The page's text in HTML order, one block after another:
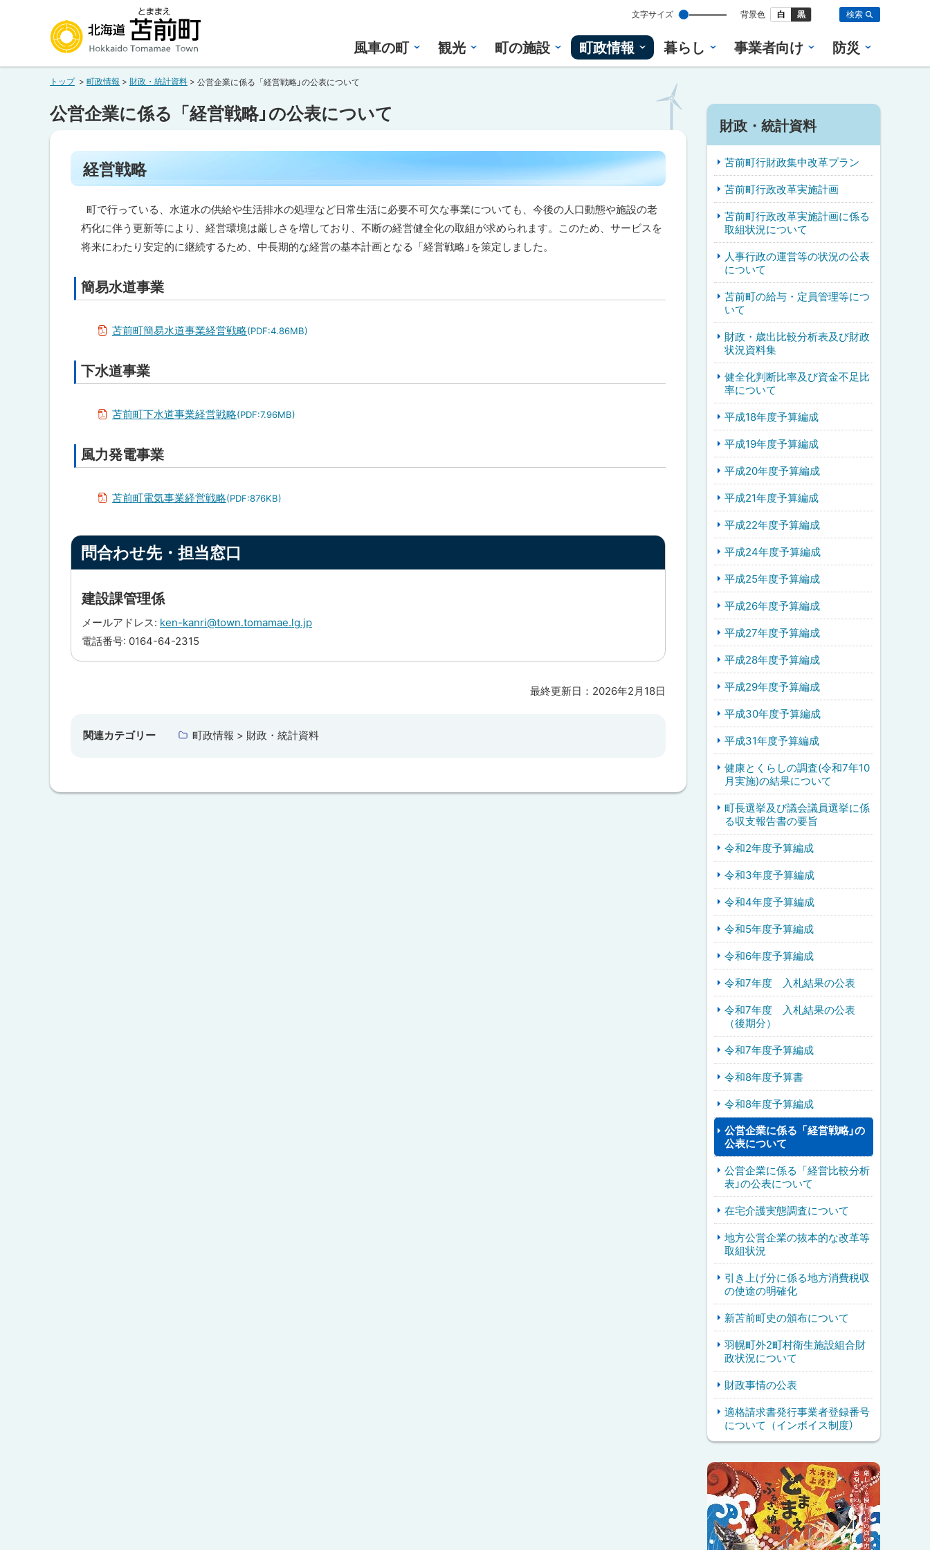
メ
北海道苫前町
Hokkaido Tomamae Town
設
定
文字サイズ 背景色 白 黒 検索
風車の町 観光 町の施設 町政情報 暮らし 事業者向け 防災
トップ 町政情報 財政・統計資料 公営企業に係る「経営戦略」の公表について
公営企業に係る「経営戦略」の公表について
ー
ジ
次
経
営
略
先
担
経営戦略
町で行っている、水道水の供給や生活排水の処理など日常生活に必要不可欠な事業についても、今後の人口動態や施設の老
朽化に伴う更新等により、経営環境は厳しさを増しており、不断の経営健全化の取組が求められます。このため、サービスを
将来にわたり安定的に継続するため、中長期的な経営の基本計画となる「経営戦略」を策定しました。
ト
ッ
る
簡易水道事業
苫前町簡易水道事業経営戦略(PDF:4.86MB)
ト
ッ
戻
る
下水道事業
苫前町下水道事業経営戦略(PDF:7.96MB)
ト
ッ
る
風力発電事業
苫前町電気事業経営戦略(PDF:876KB)
ト
ッ
に
る
問合わせ先・担当窓口
建設課管理係
メールアドレス: ken-kanri@town.tomamae.lg.jp
電話番号: 0164-64-2315
プ
最終更新日： 2026年2月18日
関連カテゴリー 町政情報 > 財政・統計資料
財政・統計資料
苫前町行財政集中改革プラン
苫前町行政改革実施計画
苫前町行政改革実施計画に係る
取組状況について
人事行政の運営等の状況の公表
について
苫前町の給与・定員管理等につ
いて
財政・歳出比較分析表及び財政
状況資料集
健全化判断比率及び資金不足比
率について
平成18年度予算編成
平成19年度予算編成
平成20年度予算編成
平成21年度予算編成
平成22年度予算編成
平成24年度予算編成
平成25年度予算編成
平成26年度予算編成
平成27年度予算編成
平成28年度予算編成
平成29年度予算編成
平成30年度予算編成
平成31年度予算編成
健康とくらしの調査(令和7年10
月実施)の結果について
町長選挙及び議会議員選挙に係
る収支報告書の要旨
令和2年度予算編成
令和3年度予算編成
令和4年度予算編成
令和5年度予算編成
令和6年度予算編成
令和7年度 入札結果の公表
令和7年度 入札結果の公表
（後期分）
令和7年度予算編成
令和8年度予算書
令和8年度予算編成
公営企業に係る「経営戦略」の
公表について
公営企業に係る「経営比較分析
表」の公表について
在宅介護実態調査について
地方公営企業の抜本的な改革等
取組状況
引き上げ分に係る地方消費税収
の使途の明確化
新苫前町史の頒布について
羽幌町外2町村衛生施設組合財
政状況について
財政事情の公表
適格請求書発行事業者登録番号
について（インボイス制度）
サ
イ
ド
ピ
ッ
ク
ア
戻